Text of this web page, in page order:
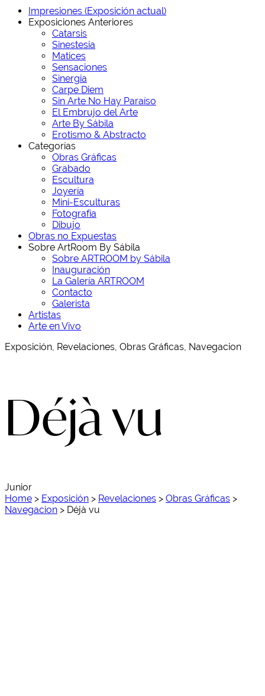
Impresiones (Exposición actual)
Exposiciones Anteriores
Catarsis
Sinestesia
Matices
Sensaciones
Sinergia
Carpe Diem
Sin Arte No Hay Paraíso
El Embrujo del Arte
Arte By Sábila
Erotismo & Abstracto
Categorías
Obras Gráficas
Grabado
Escultura
Joyería
Mini-Esculturas
Fotografía
Dibujo
Obras no Expuestas
Sobre ArtRoom By Sábila
Sobre ARTROOM by Sábila
Inauguración
La Galería ARTROOM
Contacto
Galerista
Artistas
Arte en Vivo
Exposición, Revelaciones, Obras Gráficas, Navegacion
Déjà vu
Junior
Home > Exposición > Revelaciones > Obras Gráficas >
Navegacion > Déjà vu